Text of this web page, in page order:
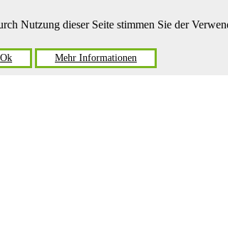
Nutzung dieser Seite stimmen Sie der
Ok Mehr Informationen